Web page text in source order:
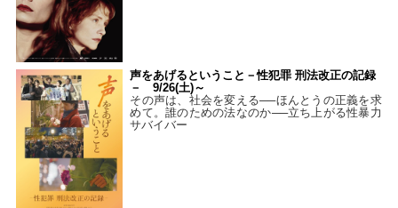
声をあげるということ－性犯罪 刑法改正の記録
－ 9/26(土)～
その声は、社会を変える──ほんとうの正義を求
めて。誰のための法なのか──立ち上がる性暴力
サバイバー